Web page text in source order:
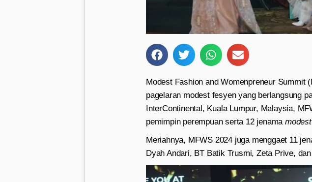
Modest Fashion and Womenpreneur Summit
pagelaran modest fesyen yang berlangsung
InterContinental, Kuala Lumpur, Malaysia,
pemimpin perempuan serta 12 jenama
Meriahnya, MFWS 2024 juga menggaet 11
Dyah Andari, BT Batik Trusmi, Zeta Prive,